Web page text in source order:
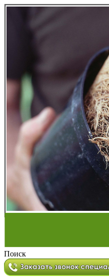
Поиск